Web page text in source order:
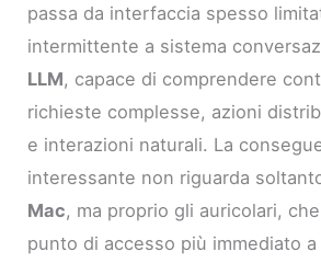
passa da interfaccia spesso
intermittente a sistema
LLM, capace di comprendere
richieste complesse, azioni
e interazioni naturali. La
interessante non riguarda
Mac, ma proprio gli auricolari,
punto di accesso più immediato